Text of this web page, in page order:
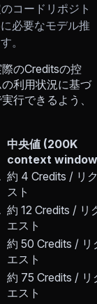
コードリポジト
必要なモデル推
。
のCreditsの控
利用状況に基づ
行できるよう、
中央値 (200K
context
約 4 Credits / リ
スト
約 12 Credits / リ
エスト
約 50 Credits / リ
エスト
約 75 Credits / リ
エスト